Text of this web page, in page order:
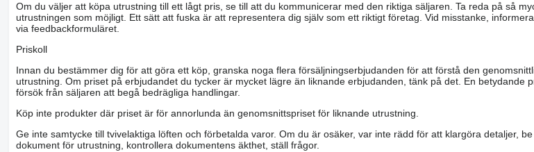
Om du väljer att köpa utrustning till ett lågt pris, se till att du kommunicerar med den riktiga säljaren. Ta reda på så
utrustningen som möjligt. Ett sätt att fuska är att representera dig själv som ett riktigt företag. Vid misstanke,
via feedbackformuläret.
Priskoll
Innan du bestämmer dig för att göra ett köp, granska noga flera försäljningserbjudanden för att förstå den
utrustning. Om priset på erbjudandet du tycker är mycket lägre än liknande erbjudanden, tänk på det. En betydande
försök från säljaren att begå bedrägliga handlingar.
Köp inte produkter där priset är för annorlunda än genomsnittspriset för liknande utrustning.
Ge inte samtycke till tvivelaktiga löften och förbetalda varor. Om du är osäker, var inte rädd för att klargöra detaljer,
dokument för utrustning, kontrollera dokumentens äkthet, ställ frågor.